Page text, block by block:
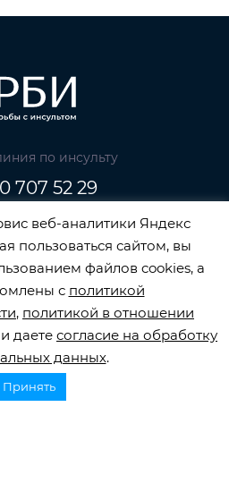
по инсульту
707 52 29
веб-аналитики Яндекс
пользоваться сайтом, вы
файлов cookies, а
с политикой
, политикой в отношении
и даете согласие на обработку
данных.
Принять